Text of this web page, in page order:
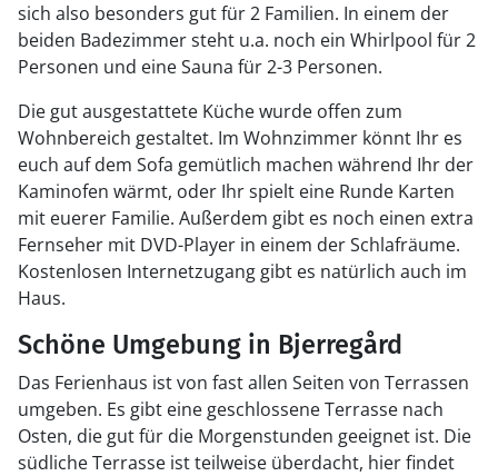
sich also besonders gut für 2 Familien. In einem der
beiden Badezimmer steht u.a. noch ein Whirlpool für 2
Personen und eine Sauna für 2-3 Personen.
Die gut ausgestattete Küche wurde offen zum
Wohnbereich gestaltet. Im Wohnzimmer könnt Ihr es
euch auf dem Sofa gemütlich machen während Ihr der
Kaminofen wärmt, oder Ihr spielt eine Runde Karten
mit euerer Familie. Außerdem gibt es noch einen extra
Fernseher mit DVD-Player in einem der Schlafräume.
Kostenlosen Internetzugang gibt es natürlich auch im
Haus.
Schöne Umgebung in Bjerregård
Das Ferienhaus ist von fast allen Seiten von Terrassen
umgeben. Es gibt eine geschlossene Terrasse nach
Osten, die gut für die Morgenstunden geeignet ist. Die
südliche Terrasse ist teilweise überdacht, hier findet